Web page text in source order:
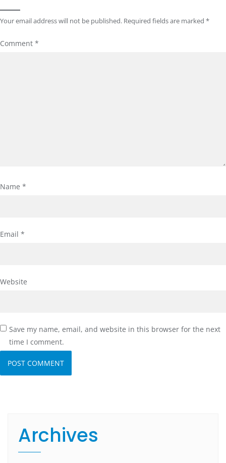
Your email address will not be published. Required fields are marked *
Comment *
Name *
Email *
Website
Save my name, email, and website in this browser for the next
time I comment.
Archives